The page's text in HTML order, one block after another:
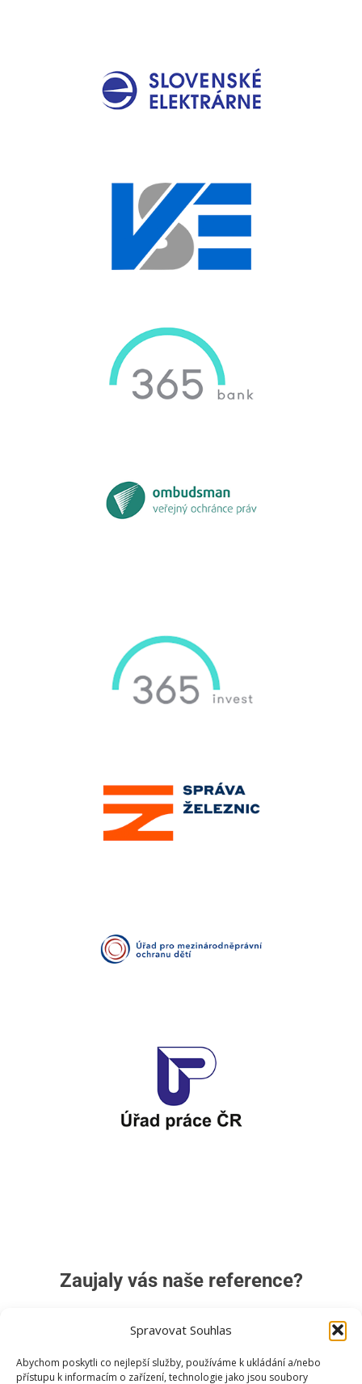
Spravovat Souhlas
Abychom poskytli co nejlepší služby, používáme k ukládání a/nebo
přístupu k informacím o zařízení, technologie jako jsou soubory
Zaujaly vás naše reference?
Zjistěte, jak může EasyIDM přinést podobné výsledky i
vaší organizaci. Rádi s vámi probereme vaše potřeby.